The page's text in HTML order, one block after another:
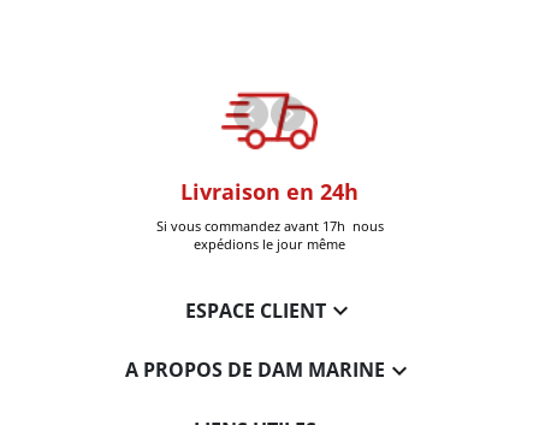
Livraison en 24h
Si vous commandez avant 17h nous
expédions le jour même
ESPACE CLIENT
A PROPOS DE DAM MARINE 